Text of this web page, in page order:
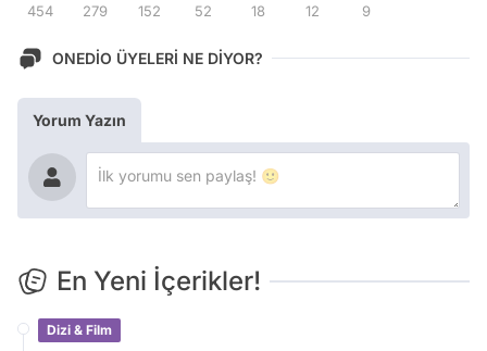
454 279 152 52 18 12 9
ONEDİO ÜYELERİ NE DİYOR?
Yorum Yazın
En Yeni İçerikler!
Dizi & Film